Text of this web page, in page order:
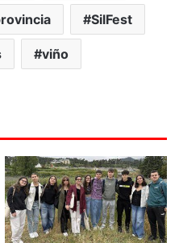
SilFest
viño